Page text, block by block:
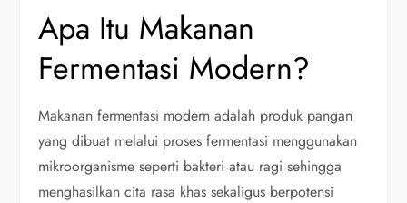
Apa Itu Makanan
Fermentasi Modern?
Makanan fermentasi modern adalah produk pangan
yang dibuat melalui proses fermentasi menggunakan
mikroorganisme seperti bakteri atau ragi sehingga
menghasilkan cita rasa khas sekaligus berpotensi